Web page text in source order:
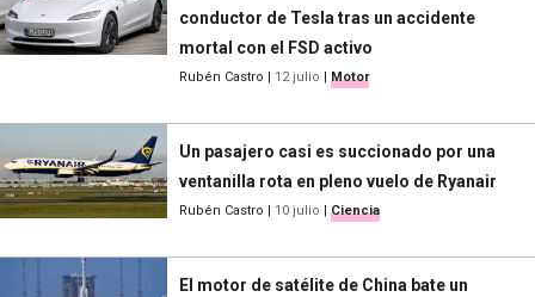
conductor de Tesla tras un accidente
mortal con el FSD activo
Rubén Castro 12 julio Motor
Un pasajero casi es succionado por una
ventanilla rota en pleno vuelo de Ryanair
Rubén Castro 10 julio Ciencia
El motor de satélite de China bate un